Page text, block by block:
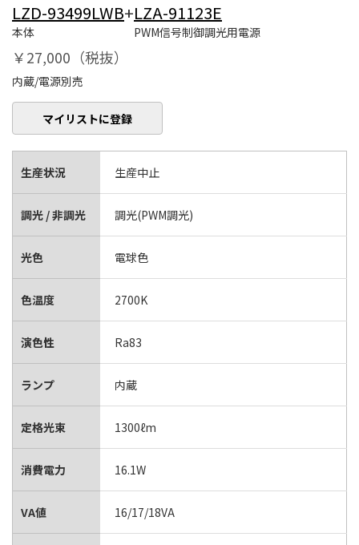
LZD-93499LWB+
本体
LZA-91123E
PWM信号制御調光用電源
￥27,000（税抜）
内蔵/電源別売
マイリストに登録
生産状況 生産中止
調光 / 非調光 調光(PWM調光)
光色 電球色
色温度 2700K
演色性 Ra83
ランプ 内蔵
定格光束 1300ℓm
消費電力 16.1W
VA値 16/17/18VA